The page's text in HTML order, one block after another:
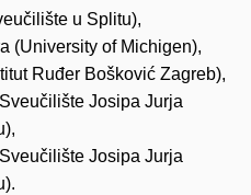
u Splitu),
(University of Michigen),
Ruđer Bošković Zagreb),
Josipa Jurja
Josipa Jurja